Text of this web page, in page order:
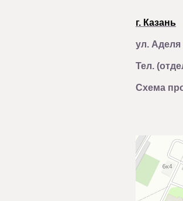
г. Казань
ул. Аделя
Тел.
Схема